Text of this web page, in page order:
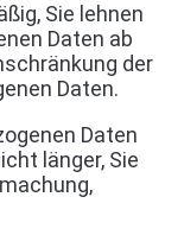
Sie lehnen
Daten ab
der
Daten.
Daten
länger, Sie